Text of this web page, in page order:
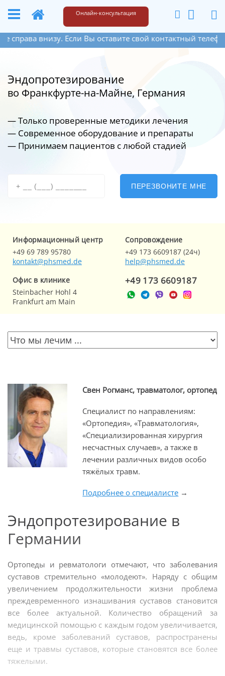
+49 173 6609187 Написать
Онлайн-консультация
внизу. Если Вы оставите свой контактный
Эндопротезирование
во Франкфурте-на-Майне, Германия
— Только проверенные методики лечения
— Современное оборудование и препараты
— Принимаем пациентов с любой стадией
ПЕРЕЗВОНИТЕ МНЕ
Информационный центр
+49 69 789 95780
kontakt@phsmed.de
Cопровождение
+49 173 6609187 (24ч)
help@phsmed.de
Офис в клинике
Steinbacher Hohl 4
Frankfurt am Main
+49 173 6609187
Свен Рогманс, травматолог, ортопед
Специалист по направлениям:
«Ортопедия», «Травматология»,
«Специализированная хирургия
несчастных случаев», а также в
лечении различных видов особо
тяжёлых травм.
Подробнее о специалисте →
Эндопротезирование в
Германии
Ортопеды и ревматологи отмечают, что заболевания
суставов стремительно «молодеют». Наряду с общим
увеличением продолжительности жизни проблема
преждевременного изнашивания суставов становится
все более актуальной. Количество обращений за
медицинской помощью с каждым годом увеличивается,
ведь, кроме заболеваний суставов, распространены
еще и травмы суставов, которые становятся все более
тяжелыми.